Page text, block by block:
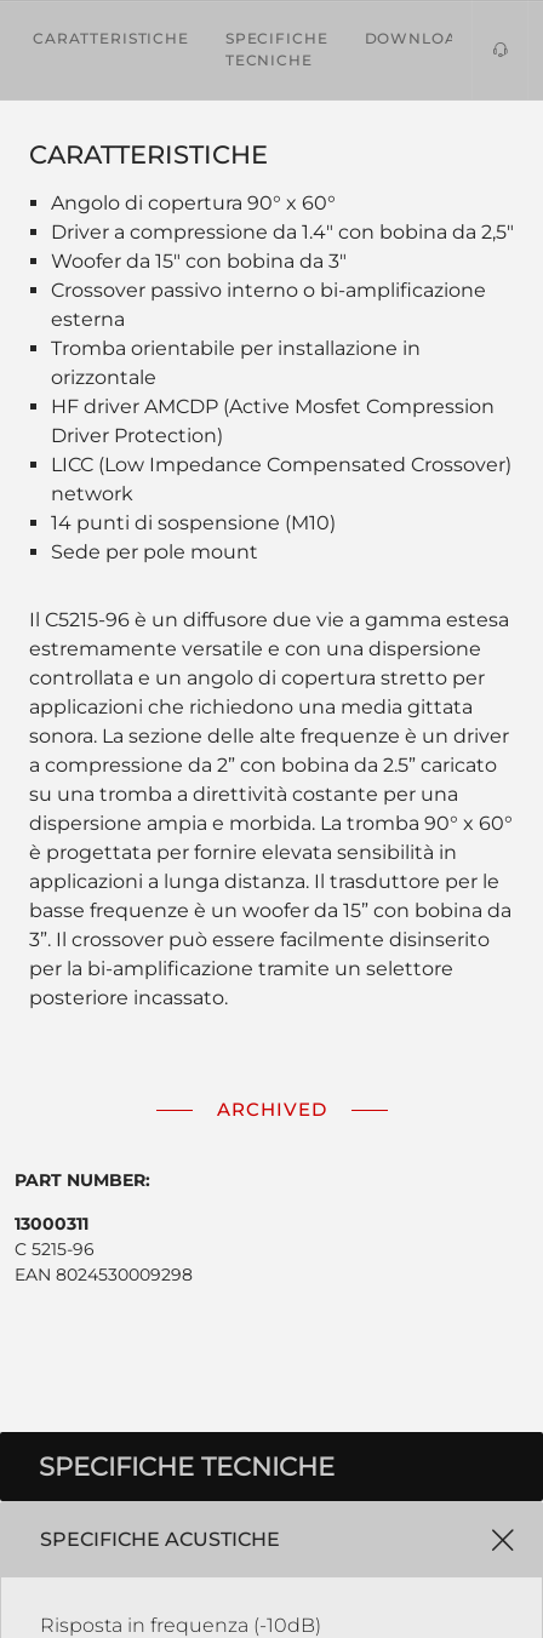
CARATTERISTICHE
SPECIFICHE
TECNICHE
DOWNLOADS
CARATTERISTICHE
Angolo di copertura 90° x 60°
Driver a compressione da 1.4" con bobina da 2,5"
Woofer da 15" con bobina da 3"
Crossover passivo interno o bi-amplificazione
esterna
Tromba orientabile per installazione in
orizzontale
HF driver AMCDP (Active Mosfet Compression
Driver Protection)
LICC (Low Impedance Compensated Crossover)
network
14 punti di sospensione (M10)
Sede per pole mount
Il C5215-96 è un diffusore due vie a gamma estesa
estremamente versatile e con una dispersione
controllata e un angolo di copertura stretto per
applicazioni che richiedono una media gittata
sonora. La sezione delle alte frequenze è un driver
a compressione da 2” con bobina da 2.5” caricato
su una tromba a direttività costante per una
dispersione ampia e morbida. La tromba 90° x 60°
è progettata per fornire elevata sensibilità in
applicazioni a lunga distanza. Il trasduttore per le
basse frequenze è un woofer da 15” con bobina da
3”. Il crossover può essere facilmente disinserito
per la bi-amplificazione tramite un selettore
posteriore incassato.
ARCHIVED
PART NUMBER:
13000311
C 5215-96
EAN 8024530009298
SPECIFICHE TECNICHE
SPECIFICHE ACUSTICHE
Risposta in frequenza (-10dB)